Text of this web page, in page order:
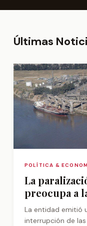
Últimas
POLÍTICA &
La
preocupa a
La entidad emitió
interrupción de